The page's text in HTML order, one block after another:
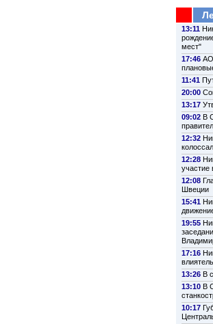
13:11
мест"
17:46 АО
11:41
20:00
13:17
09:02 В
12:32
12:28
участие
12:08
Швеции
15:41
19:55
17:16
13:26 В
13:10 В
10:17